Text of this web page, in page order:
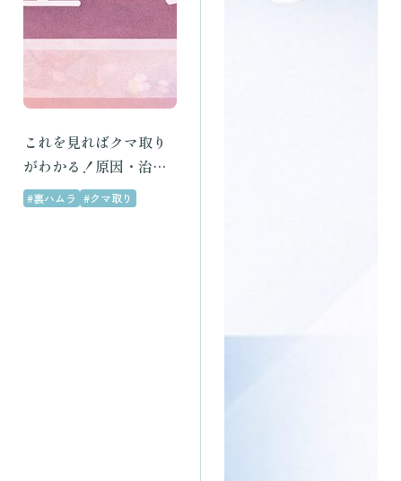
これを見ればクマ取り
がわかる！原因・治療
法・ダウンタイムまで
徹底解説｜名古屋のク
#裏ハムラ #クマ取り